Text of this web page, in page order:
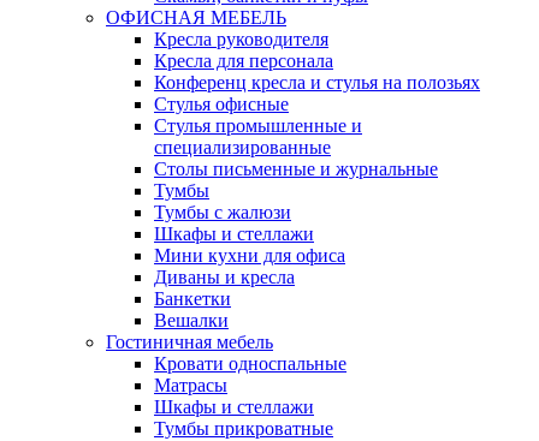
ОФИСНАЯ МЕБЕЛЬ
Кресла руководителя
Кресла для персонала
Конференц кресла и стулья на полозьях
Стулья офисные
Стулья промышленные и
специализированные
Столы письменные и журнальные
Тумбы
Тумбы с жалюзи
Шкафы и стеллажи
Мини кухни для офиса
Диваны и кресла
Банкетки
Вешалки
Гостиничная мебель
Кровати односпальные
Матрасы
Шкафы и стеллажи
Тумбы прикроватные